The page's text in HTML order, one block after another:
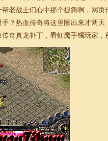
老战士们心中那个捉急啊，网
？热血传奇将这里圈出来才两
奇真龙补丁，看虹魔手镯玩家，